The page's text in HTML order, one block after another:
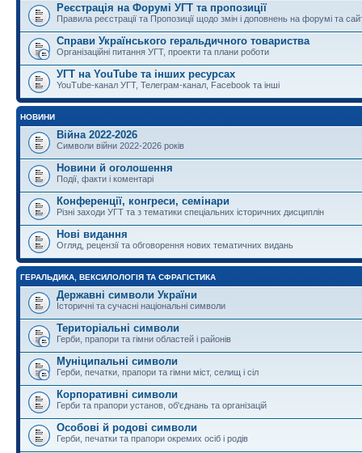
Реєстрація на Форумі УГТ та пропозиції
Правила реєстрації та Пропозиції щодо змін і доповнень на форумі та
Справи Українського геральдичного товариства
Організаційні питання УГТ, проекти та плани роботи
УГТ на YouTube та інших ресурсах
YouTube-канал УГТ, Телеграм-канал, Facebook та інші
НОВИНИ
Війна 2022-2026
Символи війни 2022-2026 років
Новини й оголошення
Події, факти і коментарі
Конференції, конгреси, семінари
Різні заходи УГТ та з тематики спеціальних історичних дисциплін
Нові видання
Огляд, рецензії та обговорення нових тематичних видань
ГЕРАЛЬДИКА, ВЕКСИЛОЛОГІЯ ТА СФРАГІСТИКА
Державні символи України
Історичні та сучасні національні символи
Територіальні символи
Герби, прапори та гімни областей і районів
Муніципальні символи
Герби, печатки, прапори та гімни міст, селищ і сіл
Корпоративні символи
Герби та прапори установ, об'єднань та організацій
Особові й родові символи
Герби, печатки та прапори окремих осіб і родів